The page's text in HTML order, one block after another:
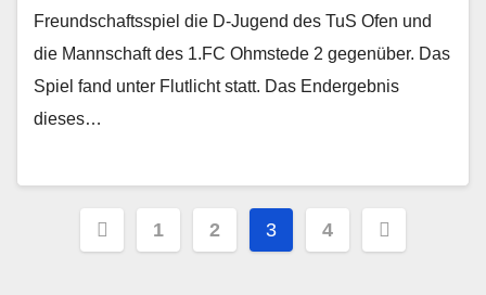
Freundschaftsspiel die D-Jugend des TuS Ofen und
die Mannschaft des 1.FC Ohmstede 2 gegenüber. Das
Spiel fand unter Flutlicht statt. Das Endergebnis
dieses…
Seitennummerierung
1 2 3 4